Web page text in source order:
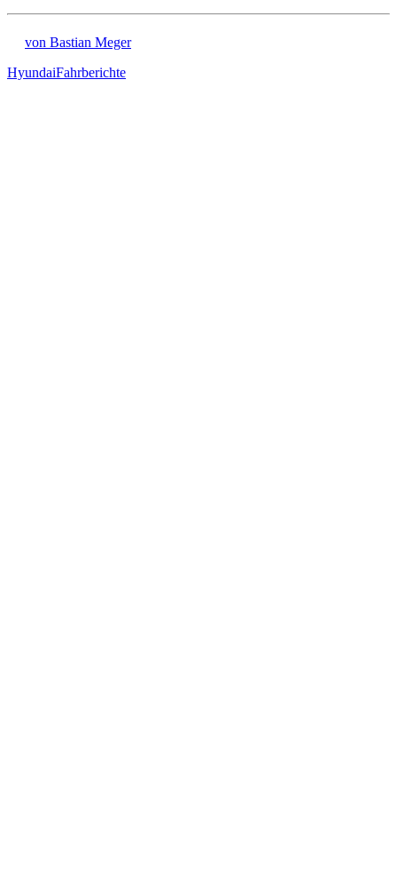
von Bastian Meger
HyundaiFahrberichte